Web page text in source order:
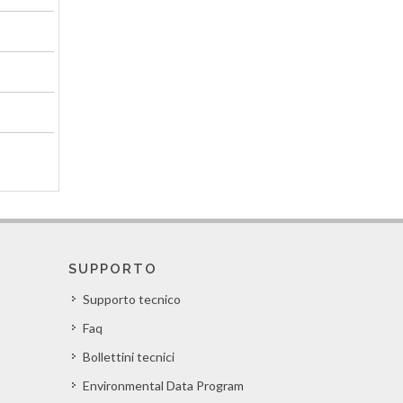
SUPPORTO
Supporto tecnico
Faq
Bollettini tecnici
Environmental Data Program